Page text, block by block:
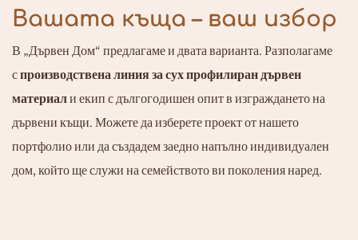
Вашата къща – ваш избор
В „Дървен Дом“ предлагаме и двата варианта. Разполагаме
спроизводствена линия за сух профилиран дървен
материали екип с дългогодишен опит в изграждането на
дървени къщи. Можете да изберете проект от нашето
портфолио или да създадем заедно напълно индивидуален
дом, който ще служи на семейството ви поколения наред.